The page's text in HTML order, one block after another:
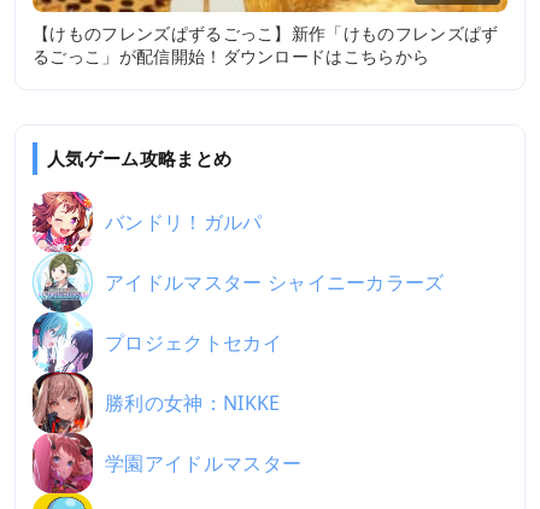
【けものフレンズぱずるごっこ】新作「けものフレンズぱず
るごっこ」が配信開始！ダウンロードはこちらから
人気ゲーム攻略まとめ
バンドリ！ガルパ
アイドルマスター シャイニーカラーズ
プロジェクトセカイ
勝利の女神：NIKKE
学園アイドルマスター